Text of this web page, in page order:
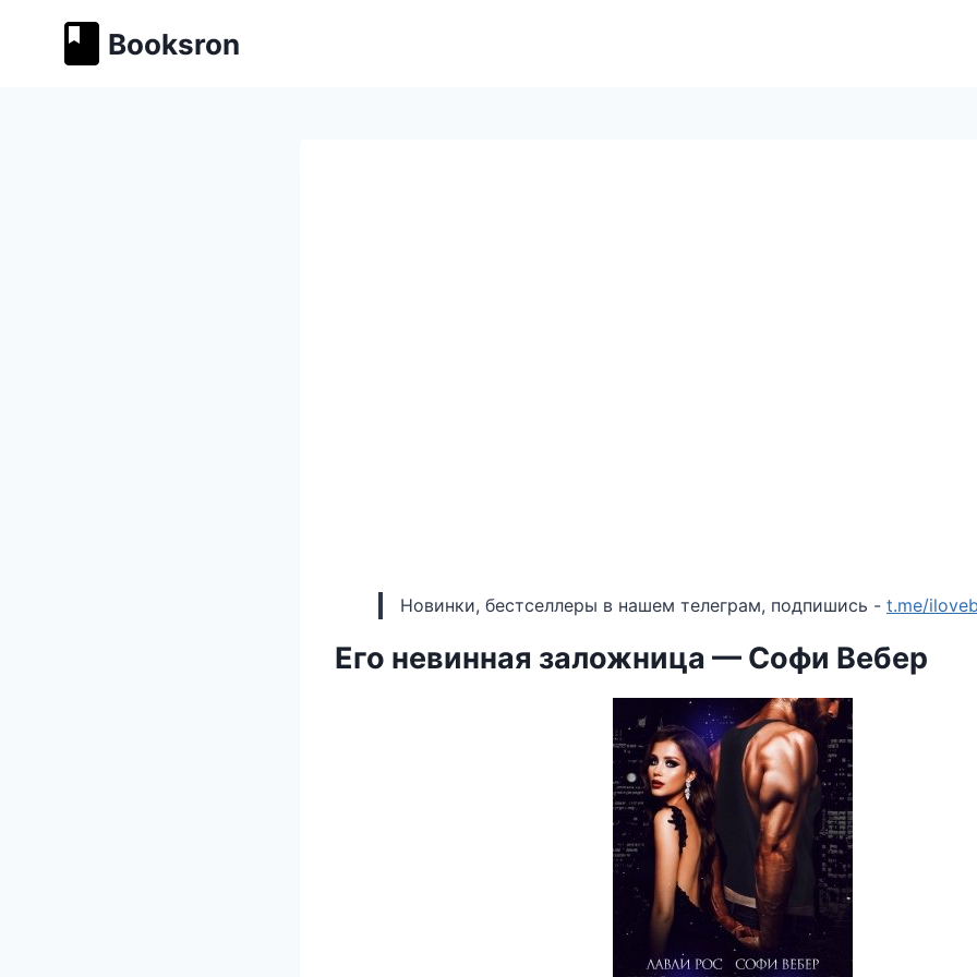
содержимому
Booksron
Новинки, бестселлеры в нашем телеграм, подпишись - t.me/
Его невинная заложница — Софи Вебер